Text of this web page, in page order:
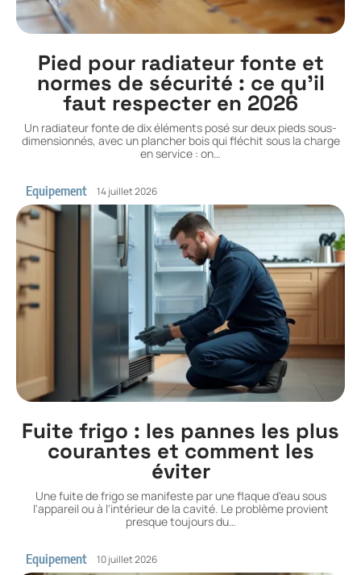
Pied pour radiateur fonte et
normes de sécurité : ce qu’il
faut respecter en 2026
Un radiateur fonte de dix éléments posé sur deux pieds sous-
dimensionnés, avec un plancher bois qui fléchit sous la charge
en service : on…
Equipement 14 juillet 2026
Fuite frigo : les pannes les plus
courantes et comment les
éviter
Une fuite de frigo se manifeste par une flaque d'eau sous
l'appareil ou à l'intérieur de la cavité. Le problème provient
presque toujours du…
Equipement 10 juillet 2026